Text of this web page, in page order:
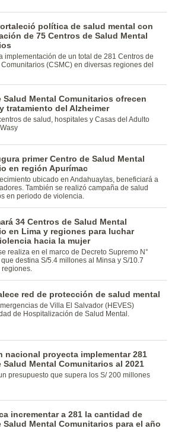
política de salud mental con
de 75 Centros de Salud Mental
implementación de un total de 281 Centros de
(CSMC) en diversas regiones del
Salud Mental Comunitarios ofrecen
tratamiento del Alzheimer
de salud, hospitales y Casas del Adulto
primer Centro de Salud Mental
en región Apurímac
ubicado en Andahuaylas, beneficiará a
También se realizó campaña de salud
en periodo de violencia.
34 Centros de Salud Mental
en Lima y regiones para luchar
hacia la mujer
realiza en el marco de Decreto Supremo N°
destina S/5.4 millones al Minsa y S/10.7
red de protección de salud mental
de Villa El Salvador (HEVES)
de Hospitalización de Salud Mental.
nacional proyecta implementar 281
Salud Mental Comunitarios al 2021
presupuesto que supera los S/ 200 millones
incrementar a 281 la cantidad de
Salud Mental Comunitarios para el año